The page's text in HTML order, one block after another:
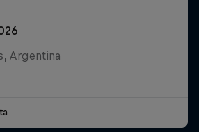
Argentina